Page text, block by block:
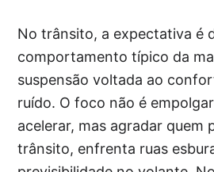
No trânsito, a expectativa é
comportamento típico da
suspensão voltada ao
ruído. O foco não é
acelerar, mas agradar quem
trânsito, enfrenta ruas